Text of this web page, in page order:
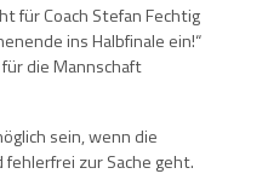
für Coach Stefan Fechtig
ins Halbfinale ein!“
die Mannschaft
sein, wenn die
zur Sache geht.